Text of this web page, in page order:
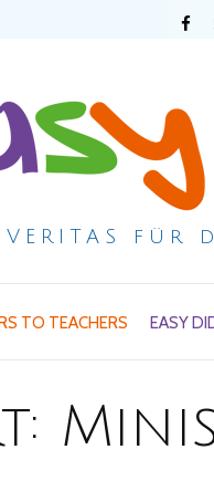
für
TO TEACHERS EASY